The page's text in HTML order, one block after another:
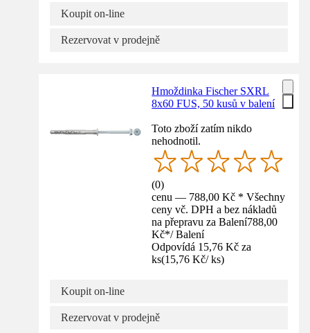
Koupit on-line
Rezervovat v prodejně
Hmoždinka Fischer SXRL
8x60 FUS, 50 kusů v balení
Toto zboží zatím nikdo
nehodnotil.
(0)
cenu — 788,00 Kč * Všechny
ceny vč. DPH a bez nákladů
na přepravu za Balení788,00
Kč*/ Balení
Odpovídá 15,76 Kč za
ks(15,76 Kč/ ks)
Koupit on-line
Rezervovat v prodejně